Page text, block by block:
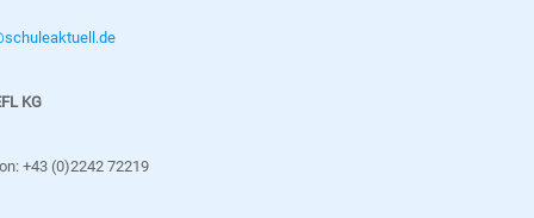
KG
+43 (0)2242 72219